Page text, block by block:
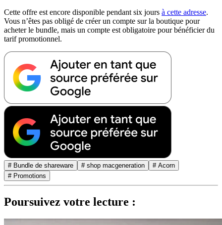
Cette offre est encore disponible pendant six jours à cette adresse.
Vous n’êtes pas obligé de créer un compte sur la boutique pour
acheter le bundle, mais un compte est obligatoire pour bénéficier du
tarif promotionnel.
# Bundle de shareware # shop macgeneration
# Acorn
# Promotions
Poursuivez votre lecture :